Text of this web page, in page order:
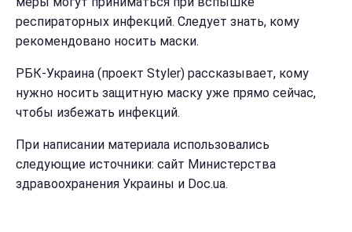
респираторных инфекций. Следует знать, кому
рекомендовано носить маски.
РБК-Украина (проект Styler) рассказывает, кому
нужно носить защитную маску уже прямо сейчас,
чтобы избежать инфекций.
При написании материала использовались
следующие источники: сайт Министерства
здравоохранения Украины и Doc.ua.